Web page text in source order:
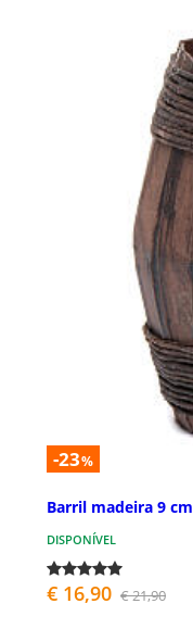
-23%
Barril madeira 9
DISPONÍVEL
€ 16,90 € 21,90